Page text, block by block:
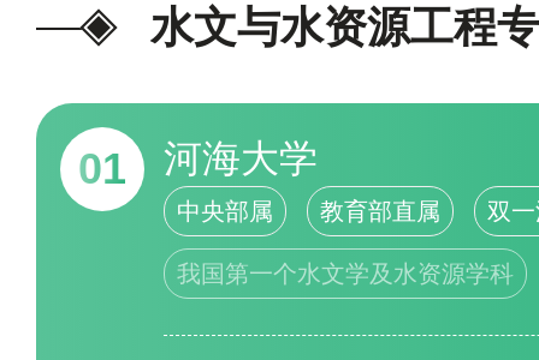
平、学术影响力、办学特色、
估指标，综合分析研究专业测
得出，是大数据、云计算、数
结果。上榜名单由大数据算法
01 河海大学
中央部属 教育部直属 双
我国第一个水文学及水资源学科